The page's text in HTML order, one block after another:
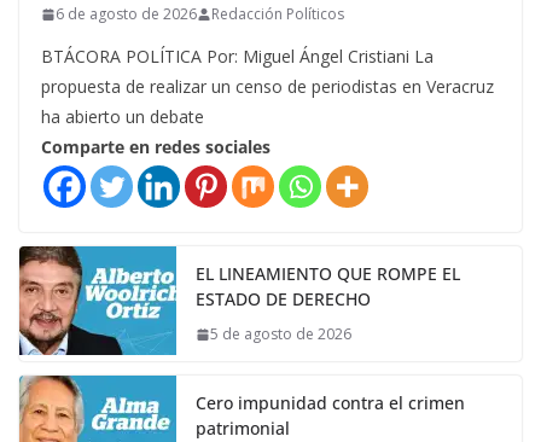
6 de agosto de 2026 Redacción Políticos
BTÁCORA POLÍTICA Por: Miguel Ángel Cristiani La
propuesta de realizar un censo de periodistas en Veracruz
ha abierto un debate
Comparte en redes sociales
EL LINEAMIENTO QUE ROMPE EL
ESTADO DE DERECHO
5 de agosto de 2026
Cero impunidad contra el crimen
patrimonial